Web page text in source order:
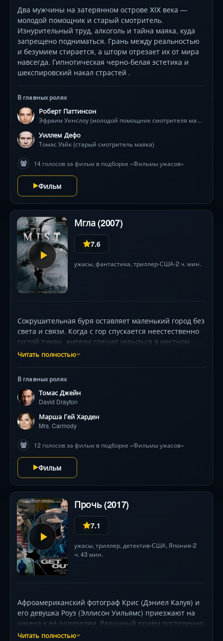
Два мужчины на затерянном острове XIX века —
молодой помощник и старый смотритель.
Изнурительный труд, алкоголь и тайна маяка, куда
запрещено подниматься. Грань между реальностью
и безумием стирается, а шторм отрезает их от мира
навсегда. Гипнотическая черно-белая эстетика и
шекспировский накал страстей .
В главных ролях
Роберт Паттинсон
Уиллем Дефо
Томас Уэйк (старый смотритель маяка)
14 голосов за фильм в подборке «Фильмы ужасов»
Фильм
Мгла (2007)
7.6
ужасы, фантастика, триллер•США• 2 ч. мин.
Сокрушительная буря оставляет маленький город без
света и связи. Когда с гор спускается неестественно
густой туман, жители спешат укрыться в местном
супермаркете. Вскоре они понимают: белая пелена
толпа раскалывается на тех, кто верит в научную
катастрофу военной базы, и фанатиков, видящих в
этом Божий суд. Художник Дэвид (Томас Джейн)
пытается защитить сына, пока проповедница
(Марша Гэй Харден) набирает власть над
щупальца из мглы, летающие твари и
психологический триллер в духе Лавкрафта —
каждый шаг в неизвестность грозит гибелью или
безумием. Где опаснее: за стеклом или среди людей?
Читать полностью
В главных ролях
Томас Джейн
David Drayton
Марша Гей Харден
Mrs. Carmody
12 голосов за фильм в подборке «Фильмы ужасов»
Фильм
Прочь (2017)
7.1
ужасы, триллер, детектив•США, Япония•2
ч. 43 мин.
Афроамериканский фотограф Крис (Дэниел Калуя) и
его девушка Роуз (Эллисон Уильямс) приезжают на
уикенд к её родителям. Радушный приём постепенно
сменяется тревогой: в поместье царит гнетущая
Читать полностью